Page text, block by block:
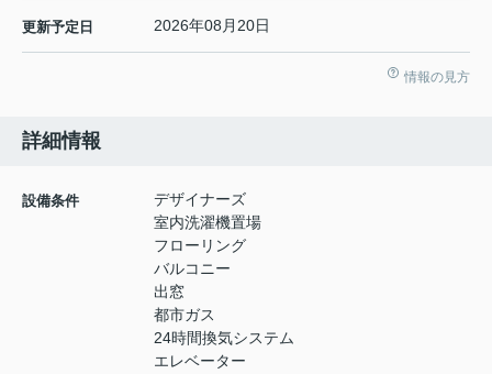
更新予定日 2026年08月20日
情報の見方
詳細情報
設備条件
デザイナーズ
室内洗濯機置場
フローリング
バルコニー
出窓
都市ガス
24時間換気システム
エレベーター